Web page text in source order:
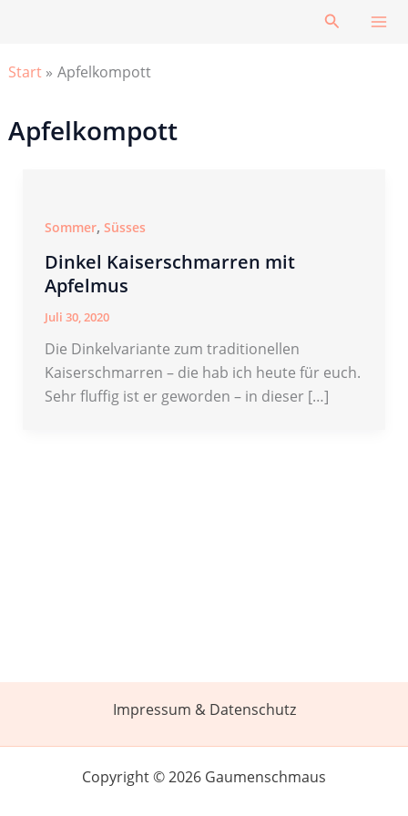
Suchen
Start Apfelkompott
Apfelkompott
Sommer, Süsses
Dinkel Kaiserschmarren mit
Apfelmus
Juli 30, 2020
Die Dinkelvariante zum traditionellen
Kaiserschmarren – die hab ich heute für euch.
Sehr fluffig ist er geworden – in dieser […]
Impressum & Datenschutz
Copyright © 2026 Gaumenschmaus